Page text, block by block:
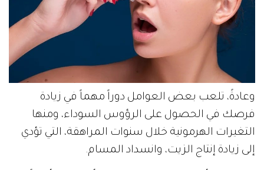
وعادةً، تلعب بعض العوامل دوراً مهماً في زيادة
فرصك في الحصول على الرؤوس السوداء، ومنها
التغيرات الهرمونية خلال سنوات المراهقة، التي تؤدي
إلى زيادة إنتاج الزيت، وانسداد المسام.